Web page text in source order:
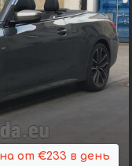
от €233 в день